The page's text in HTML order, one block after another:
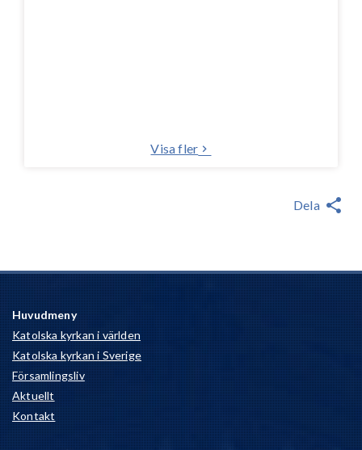
Visa fler
Dela
Huvudmeny
Katolska kyrkan i världen
Katolska kyrkan i Sverige
Församlingsliv
Aktuellt
Kontakt